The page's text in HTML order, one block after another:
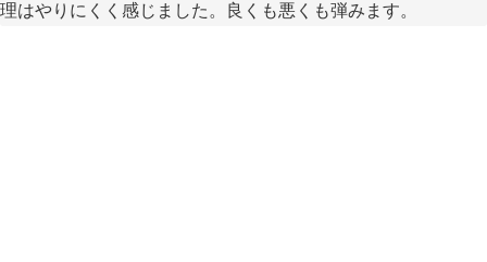
理はやりにくく感じました。良くも悪くも弾みます。